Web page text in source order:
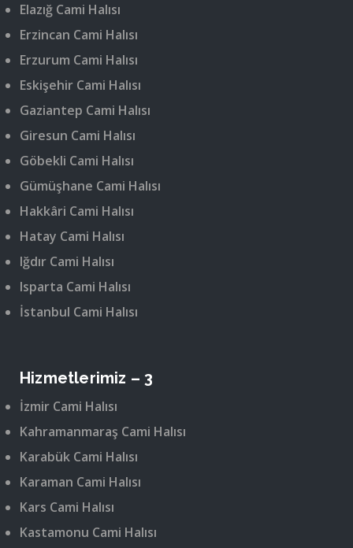
Elazığ Cami Halısı
Erzincan Cami Halısı
Erzurum Cami Halısı
Eskişehir Cami Halısı
Gaziantep Cami Halısı
Giresun Cami Halısı
Göbekli Cami Halısı
Gümüşhane Cami Halısı
Hakkâri Cami Halısı
Hatay Cami Halısı
Iğdır Cami Halısı
Isparta Cami Halısı
İstanbul Cami Halısı
Hizmetlerimiz – 3
İzmir Cami Halısı
Kahramanmaraş Cami Halısı
Karabük Cami Halısı
Karaman Cami Halısı
Kars Cami Halısı
Kastamonu Cami Halısı